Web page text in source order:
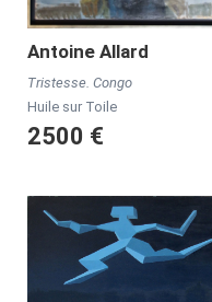
AntoineAllard
Tristesse. Congo
Huile sur Toile
2500 €